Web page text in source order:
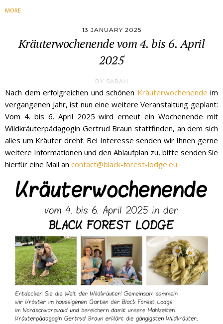
MORE
13 JANUARY 2025
Kräuterwochenende vom 4. bis 6. April
2025
BY SARAH
Nach dem erfolgreichen und schönen Kräuterwochenende im
vergangenen Jahr, ist nun eine weitere Veranstaltung geplant:
Vom 4. bis 6. April 2025 wird erneut ein Wochenende mit
Wildkräuterpädagogin Gertrud Braun stattfinden, an dem sich
alles um Kräuter dreht. Bei Interesse senden wir Ihnen gerne
weitere Informationen und den Ablaufplan zu, bitte senden Sie
hierfür eine Mail an contact@black-forest-lodge.eu